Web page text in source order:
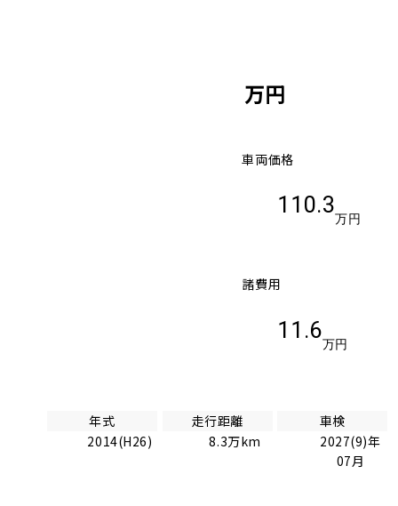
万円
車両価格
110.3
万円
諸費用
11.6
万円
年式
2014(H26)
走行距離
8.3万km
車検
2027(9)年
07月